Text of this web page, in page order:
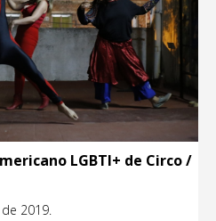
LGBTI+ de Circo /
2019.